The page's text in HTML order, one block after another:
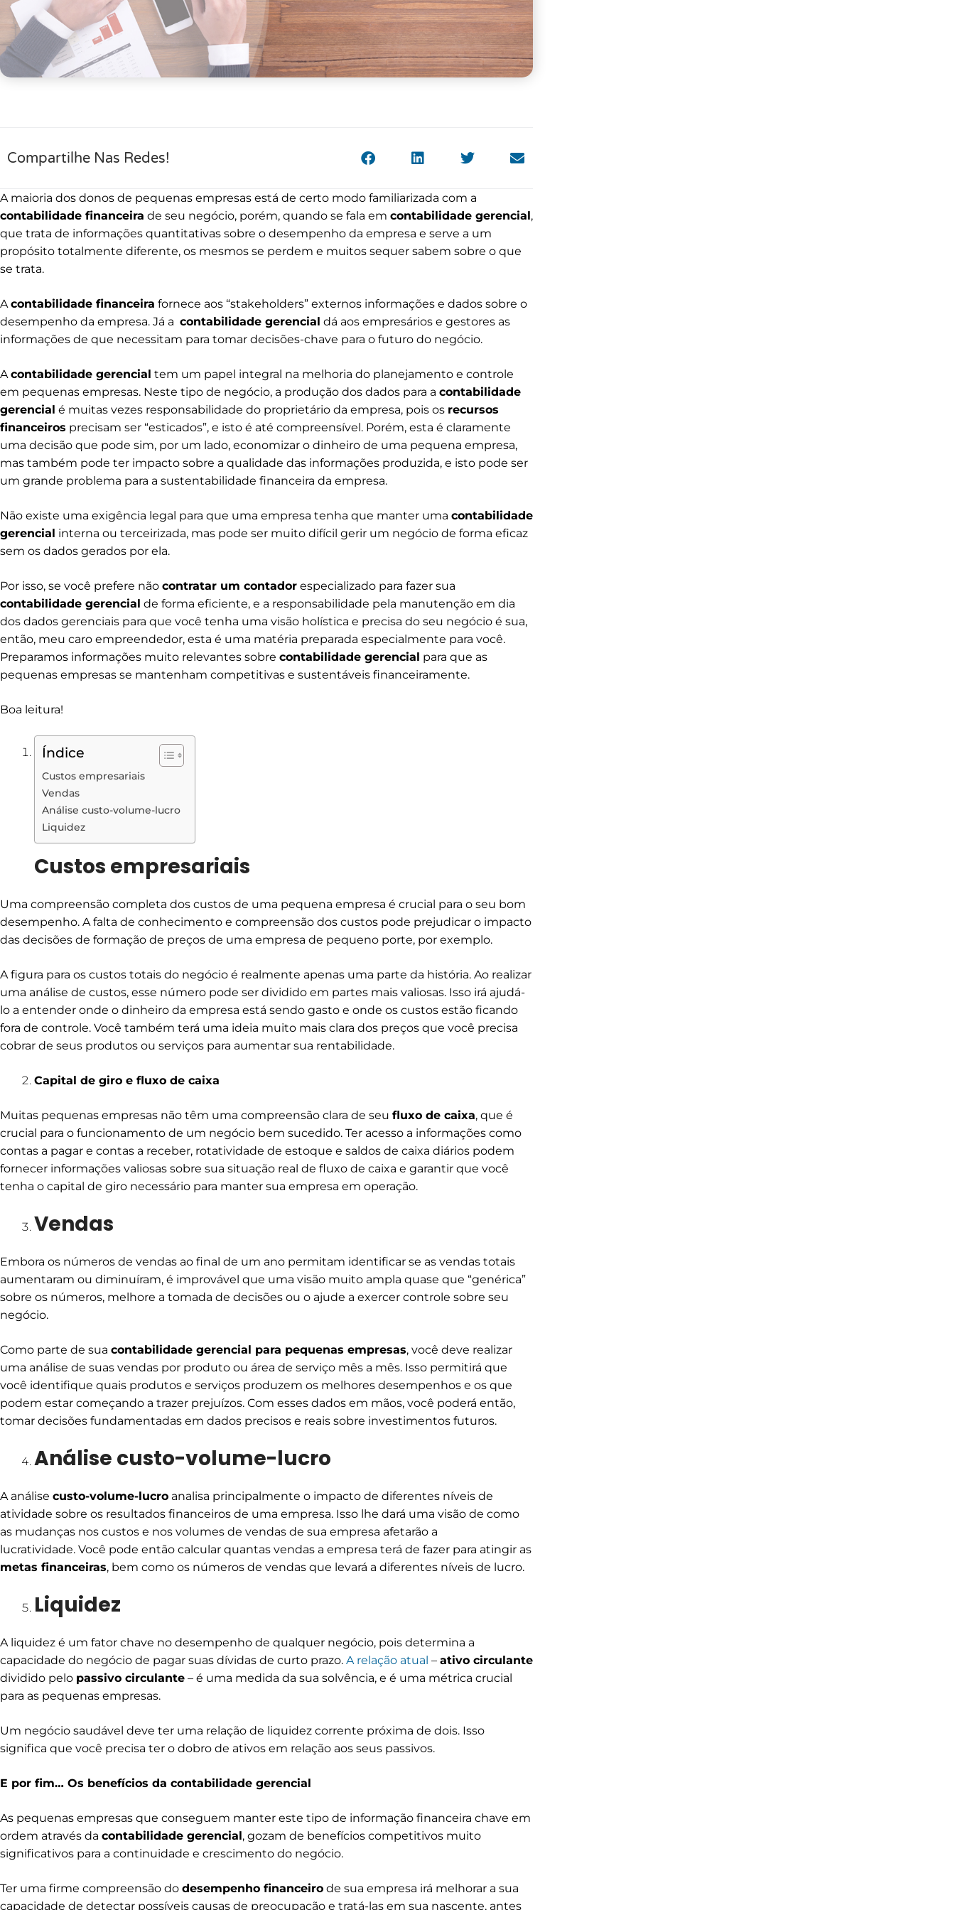
Compartilhe Nas Redes!
A maioria dos donos de pequenas empresas está de certo modo familiarizada com a
contabilidade financeira de seu negócio, porém, quando se fala em contabilidade gerencial,
que trata de informações quantitativas sobre o desempenho da empresa e serve a um
propósito totalmente diferente, os mesmos se perdem e muitos sequer sabem sobre o que
se trata.
Acontabilidade financeira fornece aos “stakeholders” externos informações e dados sobre o
desempenho da empresa. Já a contabilidade gerencial dá aos empresários e gestores as
informações de que necessitam para tomar decisões-chave para o futuro do negócio.
Acontabilidade gerencial tem um papel integral na melhoria do planejamento e controle
em pequenas empresas. Neste tipo de negócio, a produção dos dados para a contabilidade
gerencial é muitas vezes responsabilidade do proprietário da empresa, pois os recursos
financeiros precisam ser “esticados”, e isto é até compreensível. Porém, esta é claramente
uma decisão que pode sim, por um lado, economizar o dinheiro de uma pequena empresa,
mas também pode ter impacto sobre a qualidade das informações produzida, e isto pode ser
um grande problema para a sustentabilidade financeira da empresa.
Não existe uma exigência legal para que uma empresa tenha que manter uma contabilidade
gerencial interna ou terceirizada, mas pode ser muito difícil gerir um negócio de forma eficaz
sem os dados gerados por ela.
Por isso, se você prefere não contratar um contador especializado para fazer sua
contabilidade gerencial de forma eficiente, e a responsabilidade pela manutenção em dia
dos dados gerenciais para que você tenha uma visão holística e precisa do seu negócio é sua,
então, meu caro empreendedor, esta é uma matéria preparada especialmente para você.
Preparamos informações muito relevantes sobre contabilidade gerencial para que as
pequenas empresas se mantenham competitivas e sustentáveis financeiramente.
Boa leitura!
Índice
Custos empresariais
Vendas
Análise custo-volume-lucro
Liquidez
Custos empresariais
Uma compreensão completa dos custos de uma pequena empresa é crucial para o seu bom
desempenho. A falta de conhecimento e compreensão dos custos pode prejudicar o impacto
das decisões de formação de preços de uma empresa de pequeno porte, por exemplo.
A figura para os custos totais do negócio é realmente apenas uma parte da história. Ao realizar
uma análise de custos, esse número pode ser dividido em partes mais valiosas. Isso irá ajudá-
lo a entender onde o dinheiro da empresa está sendo gasto e onde os custos estão ficando
fora de controle. Você também terá uma ideia muito mais clara dos preços que você precisa
cobrar de seus produtos ou serviços para aumentar sua rentabilidade.
Capital de giro e fluxo de caixa
Muitas pequenas empresas não têm uma compreensão clara de seu fluxo de caixa, que é
crucial para o funcionamento de um negócio bem sucedido. Ter acesso a informações como
contas a pagar e contas a receber, rotatividade de estoque e saldos de caixa diários podem
fornecer informações valiosas sobre sua situação real de fluxo de caixa e garantir que você
tenha o capital de giro necessário para manter sua empresa em operação.
Vendas
Embora os números de vendas ao final de um ano permitam identificar se as vendas totais
aumentaram ou diminuíram, é improvável que uma visão muito ampla quase que “genérica”
sobre os números, melhore a tomada de decisões ou o ajude a exercer controle sobre seu
negócio.
Como parte de sua contabilidade gerencial para pequenas empresas, você deve realizar
uma análise de suas vendas por produto ou área de serviço mês a mês. Isso permitirá que
você identifique quais produtos e serviços produzem os melhores desempenhos e os que
podem estar começando a trazer prejuízos. Com esses dados em mãos, você poderá então,
tomar decisões fundamentadas em dados precisos e reais sobre investimentos futuros.
Análise custo-volume-lucro
A análise custo-volume-lucro analisa principalmente o impacto de diferentes níveis de
atividade sobre os resultados financeiros de uma empresa. Isso lhe dará uma visão de como
as mudanças nos custos e nos volumes de vendas de sua empresa afetarão a
lucratividade. Você pode então calcular quantas vendas a empresa terá de fazer para atingir as
metas financeiras, bem como os números de vendas que levará a diferentes níveis de lucro.
Liquidez
A liquidez é um fator chave no desempenho de qualquer negócio, pois determina a
capacidade do negócio de pagar suas dívidas de curto prazo. A relação atual – ativo circulante
dividido pelo passivo circulante – é uma medida da sua solvência, e é uma métrica crucial
para as pequenas empresas.
Um negócio saudável deve ter uma relação de liquidez corrente próxima de dois. Isso
significa que você precisa ter o dobro de ativos em relação aos seus passivos.
E por fim… Os benefícios da contabilidade gerencial
As pequenas empresas que conseguem manter este tipo de informação financeira chave em
ordem através da contabilidade gerencial, gozam de benefícios competitivos muito
significativos para a continuidade e crescimento do negócio.
Ter uma firme compreensão do desempenho financeiro de sua empresa irá melhorar a sua
capacidade de detectar possíveis causas de preocupação e tratá-las em sua nascente, antes